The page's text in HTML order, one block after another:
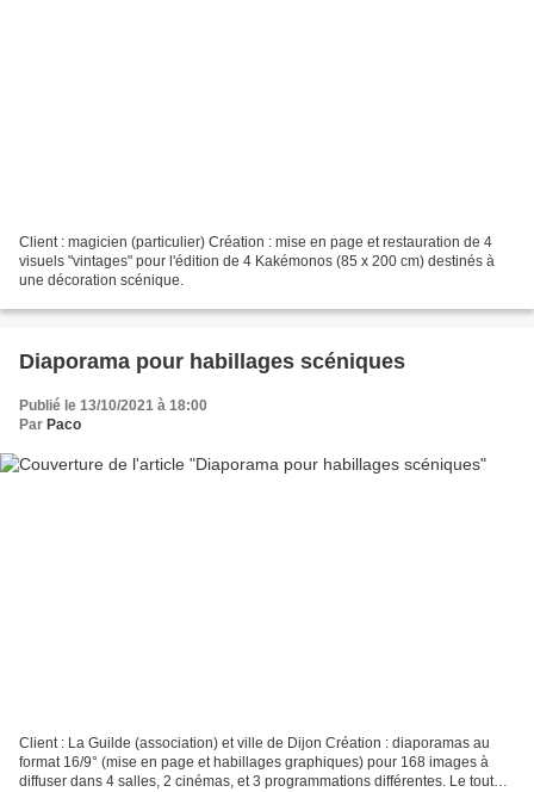
Client : magicien (particulier) Création : mise en page et restauration de 4
visuels "vintages" pour l'édition de 4 Kakémonos (85 x 200 cm) destinés à
une décoration scénique.
Diaporama pour habillages scéniques
Publié le 13/10/2021 à 18:00
Par Paco
Client : La Guilde (association) et ville de Dijon Création : diaporamas au
format 16/9° (mise en page et habillages graphiques) pour 168 images à
diffuser dans 4 salles, 2 cinémas, et 3 programmations différentes. Le tout